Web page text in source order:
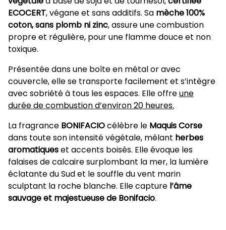
ECOCERT, végane et sans additifs. Sa mèche 100%
coton, sans plomb ni zinc, assure une combustion
propre et régulière, pour une flamme douce et non
toxique.
Présentée dans une boîte en métal or avec
couvercle, elle se transporte facilement et s’intègre
avec sobriété à tous les espaces. Elle offreune
durée de combustion d’environ 20 heures.
La fragrance BONIFACIOcélèbre le Maquis Corse
dans toute son intensité végétale, mêlant herbes
aromatiqueset accents boisés. Elle évoque les
falaises de calcaire surplombant la mer, la lumière
éclatante du Sud et le souffle du vent marin
sculptant la roche blanche. Elle capture l’âme
sauvage et majestueuse de Bonifacio.